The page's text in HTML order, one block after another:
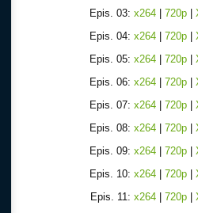
Epis. 03: x264 720p
Epis. 04: x264 720p
Epis. 05: x264 720p
Epis. 06: x264 720p
Epis. 07: x264 720p
Epis. 08: x264 720p
Epis. 09: x264 720p
Epis. 10: x264 720p
Epis. 11: x264| 720p|